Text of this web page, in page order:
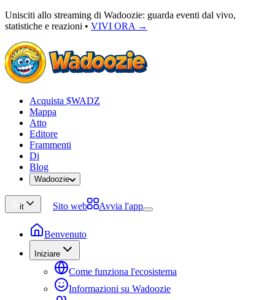
Unisciti allo streaming di Wadoozie: guarda eventi dal vivo,
statistiche e reazioni • VIVI ORA →
Acquista $WADZ
Mappa
Atto
Editore
Frammenti
Di
Blog
Wadoozie
it Sito web Avvia l'app
Benvenuto
Iniziare
Come funziona l'ecosistema
Informazioni su Wadoozie